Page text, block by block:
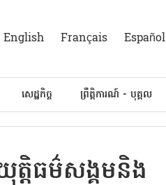
English Français Español
សេដ្ឋកិច្ច ព្រឹត្តិការណ៍ - បុគ្គល
ត្តិធម៌សង្គមនិង